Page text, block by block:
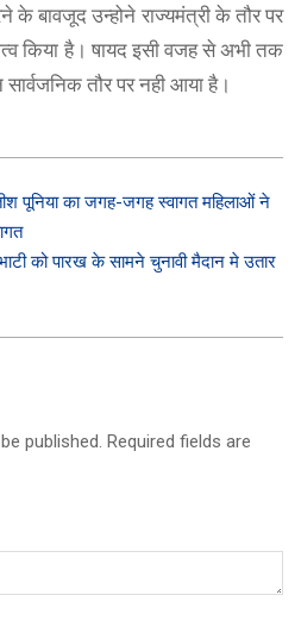
के बावजूद उन्होने राज्यमंत्री के तौर पर
किया है। षायद इसी वजह से अभी तक
तौर पर नही आया है।
पूनिया का जगह-जगह स्वागत महिलाओं ने
को पारख के सामने चुनावी मैदान मे उतार
published. Required fields are